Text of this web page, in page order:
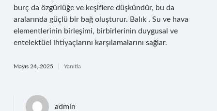
burç da özgürlüğe ve keşiflere düşkündür, bu da
aralarında güçlü bir bağ oluşturur. Balık . Su ve hava
elementlerinin birleşimi, birbirlerinin duygusal ve
entelektüel ihtiyaçlarını karşılamalarını sağlar.
Mayıs 24, 2025 Yanıtla
admin